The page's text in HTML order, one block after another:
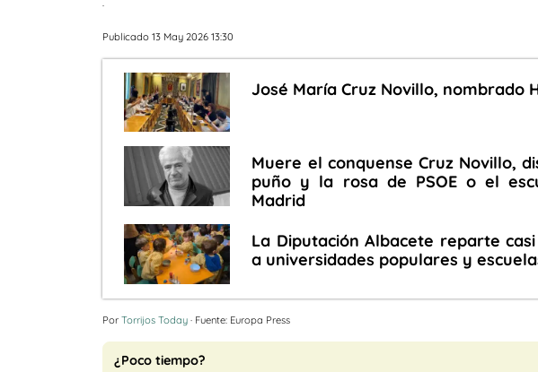
.
Publicado 13 May 2026 13:30
José María Cruz Novillo, nombrado
Muere el conquense Cruz Novillo,
puño y la rosa de PSOE o el
Madrid
La Diputación Albacete reparte
a universidades populares y
Por Torrijos Today · Fuente: Europa Press
¿Poco tiempo?